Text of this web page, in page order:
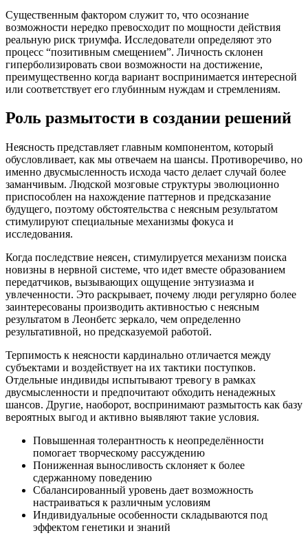
Существенным фактором служит то, что осознание
возможности нередко превосходит по мощности действия
реальную риск триумфа. Исследователи определяют это
процесс “позитивным смещением”. Личность склонен
гиперболизировать свои возможности на достижение,
преимущественно когда вариант воспринимается интересной
или соответствует его глубинным нуждам и стремлениям.
Роль размытости в создании решений
Неясность представляет главным компонентом, который
обусловливает, как мы отвечаем на шансы. Противоречиво, но
именно двусмысленность исхода часто делает случай более
заманчивым. Людской мозговые структуры эволюционно
приспособлен на нахождение паттернов и предсказание
будущего, поэтому обстоятельства с неясным результатом
стимулируют специальные механизмы фокуса и
исследования.
Когда последствие неясен, стимулируется механизм поиска
новизны в нервной системе, что идет вместе образованием
передатчиков, вызывающих ощущение энтузиазма и
увлеченности. Это раскрывает, почему люди регулярно более
заинтересованы производить активностью с неясным
результатом в Леонбетс зеркало, чем определенно
результативной, но предсказуемой работой.
Терпимость к неясности кардинально отличается между
субъектами и воздействует на их тактики поступков.
Отдельные индивиды испытывают тревогу в рамках
двусмысленности и предпочитают обходить ненадежных
шансов. Другие, наоборот, воспринимают размытость как базу
вероятных выгод и активно выявляют такие условия.
Повышенная толерантность к неопределённости
помогает творческому рассуждению
Пониженная выносливость склоняет к более
сдержанному поведению
Сбалансированный уровень дает возможность
настраиваться к различным условиям
Индивидуальные особенности складываются под
эффектом генетики и знаний